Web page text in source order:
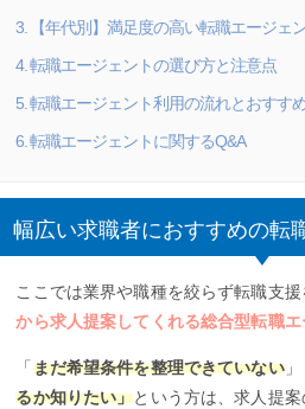
3. 【年代別】満足度の高い転職エージェ
4. 転職エージェントの選び方と注意点
5. 転職エージェント利用の流れとおすす
6. 転職エージェントに関するQ&A
幅広い求職者におすすめの転
ここでは業界や職種を絞らず転職支援
から求人提案してくれる総合型転職エ
「 まだ希望条件を整理できていない」
るか知りたい」という方は、求人提